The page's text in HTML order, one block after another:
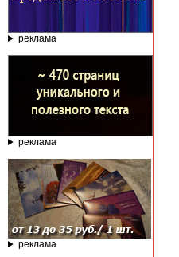
реклама
реклама
реклама